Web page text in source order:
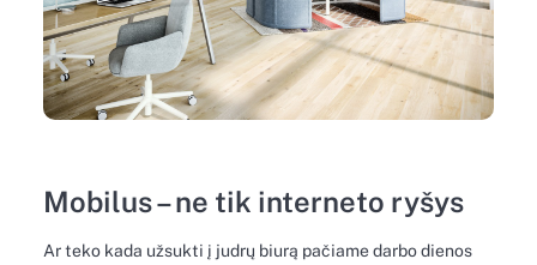
Mobilus – ne tik interneto ryšys
Ar teko kada užsukti į judrų biurą pačiame darbo dienos